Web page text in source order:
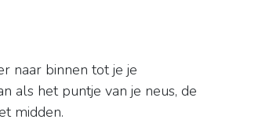
naar binnen tot je je
als het puntje van je neus, de
midden.